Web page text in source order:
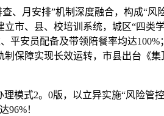
月安排”机制深度融合，构成“风
市、县、校培训系统，城区“四类
平安员配备及带领陪餐率均达
保障实现长效运转，市县出台《
式2。0版，以立异实施“风险管
96%！